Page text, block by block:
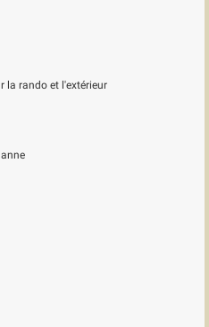
la rando et l'extérieur